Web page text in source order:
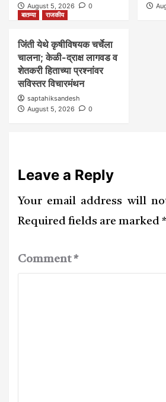
August 5, 2026
0
बातम्या
राजकीय
जिंती येथे कृषीविषयक चर्चेला
चालना; केळी-द्राक्ष लागवड व
शेतकरी हिताच्या प्रश्नांवर
सविस्तर विचारमंथन
saptahiksandesh
August 5, 2026
0
Leave a Reply
Your email address will
Required fields are marked *
Comment*